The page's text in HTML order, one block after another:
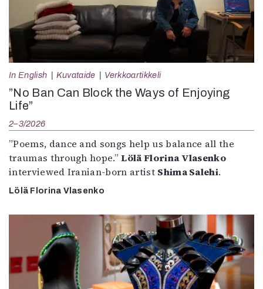
In English Kuvataide Verkkoartikkeli
”No Ban Can Block the Ways of Enjoying
Life”
2–3/2026
”Poems, dance and songs help us balance all the
traumas through hope.”Lölä Florina Vlasenko
interviewed Iranian-born artist Shima Salehi.
Lölä Florina Vlasenko